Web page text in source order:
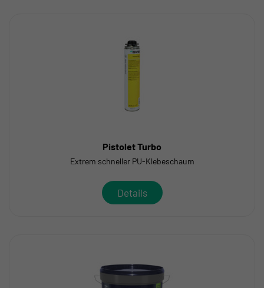
Pistolet Turbo
Extrem schneller PU-Klebeschaum
Details